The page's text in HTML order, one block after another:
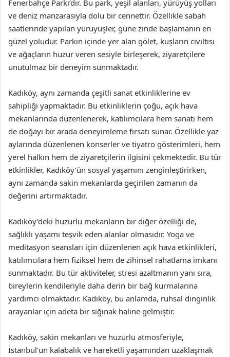
Fenerbahçe Parkı’dır. Bu park, yeşil alanları, yürüyüş yolları
ve deniz manzarasıyla dolu bir cennettir. Özellikle sabah
saatlerinde yapılan yürüyüşler, güne zinde başlamanın en
güzel yoludur. Parkın içinde yer alan gölet, kuşların cıvıltısı
ve ağaçların huzur veren sesiyle birleşerek, ziyaretçilere
unutulmaz bir deneyim sunmaktadır.
Kadıköy, aynı zamanda çeşitli sanat etkinliklerine ev
sahipliği yapmaktadır. Bu etkinliklerin çoğu, açık hava
mekanlarında düzenlenerek, katılımcılara hem sanatı hem
de doğayı bir arada deneyimleme fırsatı sunar. Özellikle yaz
aylarında düzenlenen konserler ve tiyatro gösterimleri, hem
yerel halkın hem de ziyaretçilerin ilgisini çekmektedir. Bu tür
etkinlikler, Kadıköy’ün sosyal yaşamını zenginleştirirken,
aynı zamanda sakin mekanlarda geçirilen zamanın da
değerini artırmaktadır.
Kadıköy’deki huzurlu mekanların bir diğer özelliği de,
sağlıklı yaşamı teşvik eden alanlar olmasıdır. Yoga ve
meditasyon seansları için düzenlenen açık hava etkinlikleri,
katılımcılara hem fiziksel hem de zihinsel rahatlama imkanı
sunmaktadır. Bu tür aktiviteler, stresi azaltmanın yanı sıra,
bireylerin kendileriyle daha derin bir bağ kurmalarına
yardımcı olmaktadır. Kadıköy, bu anlamda, ruhsal dinginlik
arayanlar için adeta bir sığınak haline gelmiştir.
Kadıköy, sakin mekanları ve huzurlu atmosferiyle,
İstanbul’un kalabalık ve hareketli yaşamından uzaklaşmak